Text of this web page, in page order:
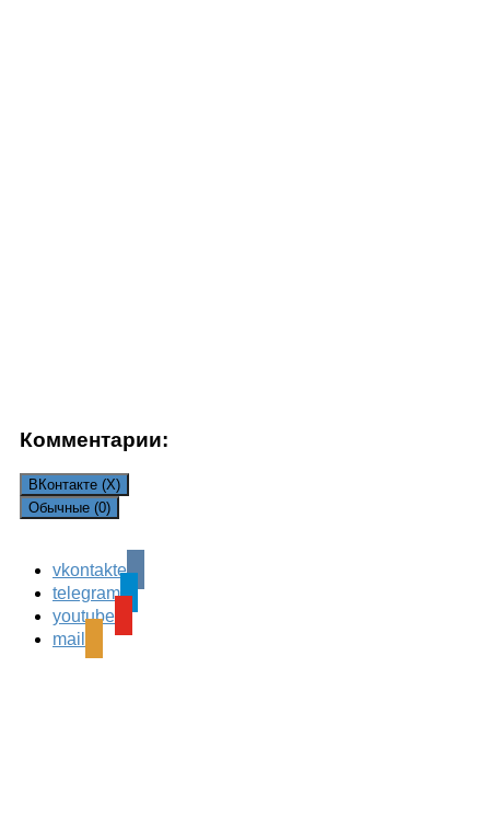
Комментарии:
ВКонтакте (X)
Обычные (0)
Comments are closed.
vkontakte
telegram
youtube
mail